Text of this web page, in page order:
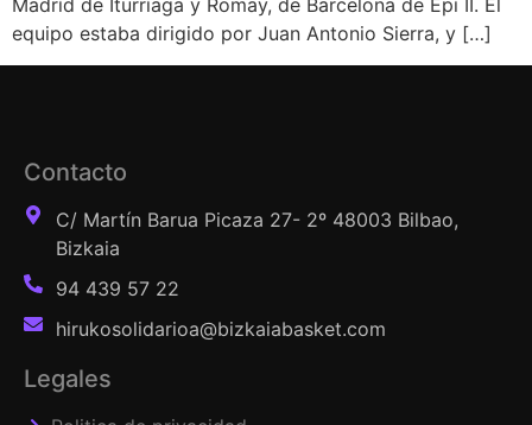
Madrid de Iturriaga y Romay, de Barcelona de Epi II. El
equipo estaba dirigido por Juan Antonio Sierra, y […]
Contacto
C/ Martín Barua Picaza 27- 2º 48003 Bilbao,
Bizkaia
94 439 57 22
hirukosolidarioa@bizkaiabasket.com
Legales